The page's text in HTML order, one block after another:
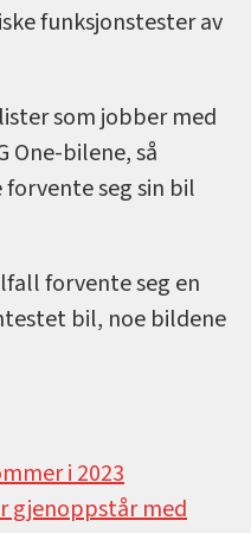
funksjonstester av
som jobber med
One-bilene, så
seg sin bil
forvente seg en
bil, noe bildene
i 2023
gjenoppstår med